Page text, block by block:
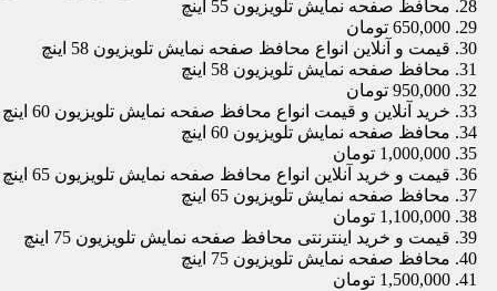
محافظ صفحه نمایش تلویزیون 55 اینچ
650,000 تومان
قیمت و آنلاین انواع محافظ صفحه نمایش تلویزیون 58 اینچ
محافظ صفحه نمایش تلویزیون 58 اینچ
950,000 تومان
خرید آنلاین و قیمت انواع محافظ صفحه نمایش تلویزیون 60 اینچ
محافظ صفحه نمایش تلویزیون 60 اینچ
1,000,000 تومان
قیمت و خرید آنلاین انواع محافظ صفحه نمایش تلویزیون 65 اینچ
محافظ صفحه نمایش تلویزیون 65 اینچ
1,100,000 تومان
قیمت و خرید اینترنتی محافظ صفحه نمایش تلویزیون 75 اینچ
محافظ صفحه نمایش تلویزیون 75 اینچ
1,500,000 تومان